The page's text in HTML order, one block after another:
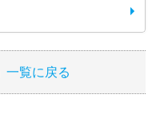
一覧に戻る